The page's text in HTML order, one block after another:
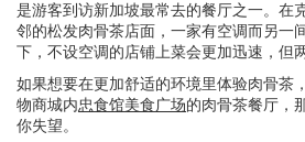
是游客到访新加坡最常去的餐厅之一。在
邻的松发肉骨茶店面，一家有空调而另一
下，不设空调的店铺上菜会更加迅速，但
如果想要在更加舒适的环境里体验肉骨茶
物商城内忠食馆美食广场的肉骨茶餐厅，
你失望。